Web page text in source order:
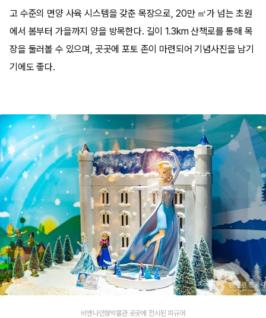
고 수준의 면양 사육 시스템을 갖춘 목장으로, 20만 ㎡가 넘는 초원
에서 봄부터 가을까지 양을 방목한다. 길이 1.3km 산책로를 통해 목
장을 둘러볼 수 있으며, 곳곳에 포토 존이 마련되어 기념사진을 남기
기에도 좋다.​
비엔나인형박물관 곳곳에 전시된 피규어